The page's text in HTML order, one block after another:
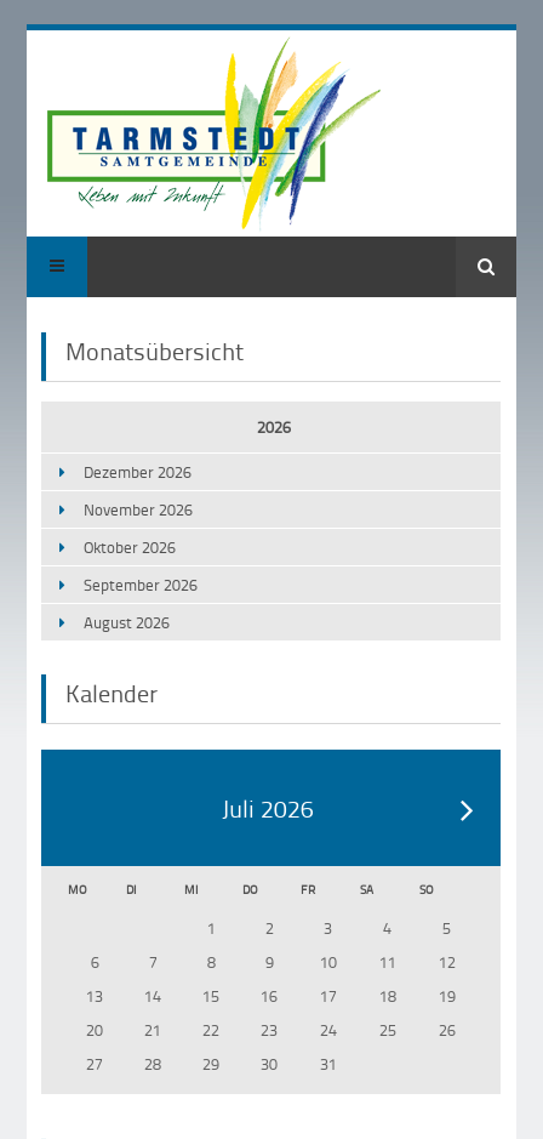
Suche
Monatsübersicht
2026
Dezember 2026
November 2026
Oktober 2026
September 2026
August 2026
Kalender
Juli 2026
MO DI MI DO FR SA SO
1 2 3 4
5
6
7 8 9 10 11
12
13
14 15 16 17 18
19
20
21 22 23 24 25
26
27
28 29 30 31